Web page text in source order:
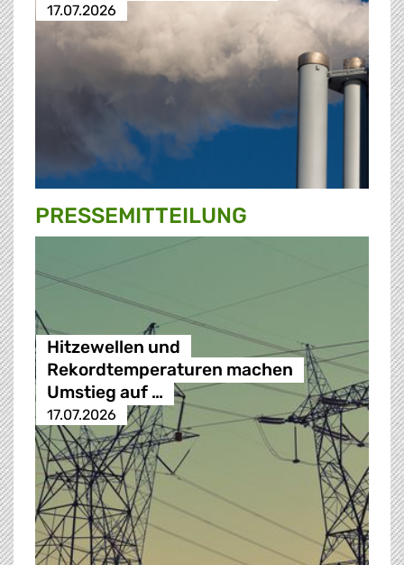
17.07.2026
PRESSE­MITTEILUNG
Hitzewellen und
Rekordtemperaturen machen
Umstieg auf …
17.07.2026